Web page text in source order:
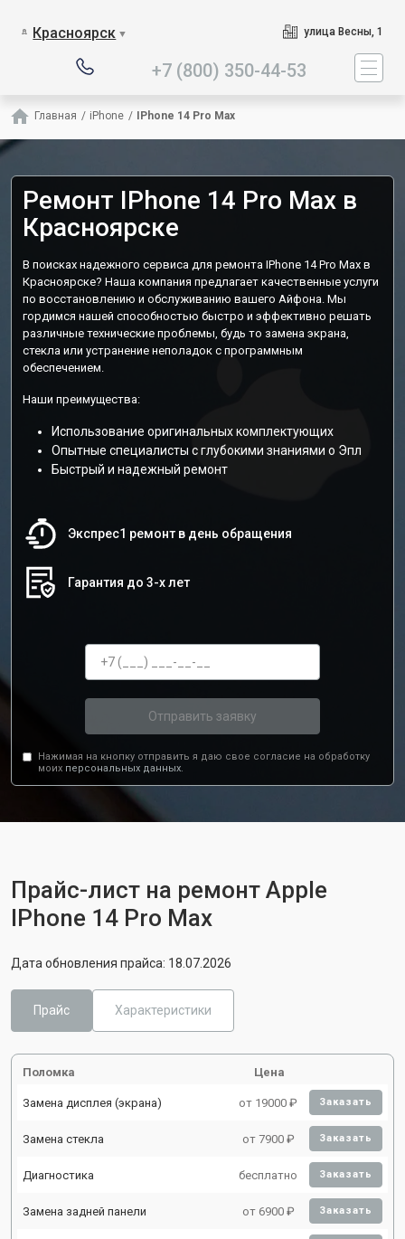
Красноярск ▼ улица Весны, 1
+7 (800) 350-44-53
Главная / iPhone / IPhone 14 Pro Max
Ремонт IPhone 14 Pro Max в
Красноярске
В поисках надежного сервиса для ремонта IPhone 14 Pro Max в
Красноярске? Наша компания предлагает качественные услуги
по восстановлению и обслуживанию вашего Айфона. Мы
гордимся нашей способностью быстро и эффективно решать
различные технические проблемы, будь то замена экрана,
стекла или устранение неполадок с программным
обеспечением.
Наши преимущества:
Использование оригинальных комплектующих
Опытные специалисты с глубокими знаниями о Эпл
Быстрый и надежный ремонт
Экспрес1 ремонт в день обращения
Гарантия до 3-х лет
Отправить заявку
Нажимая на кнопку отправить я даю свое согласие на обработку
моих персональных данных.
Прайс-лист на ремонт Apple
IPhone 14 Pro Max
Дата обновления прайса: 18.07.2026
Прайс Характеристики
Поломка Цена
Замена дисплея (экрана) от 19000 ₽ Заказать
Замена стекла от 7900 ₽ Заказать
Диагностика бесплатно Заказать
Замена задней панели от 6900 ₽ Заказать